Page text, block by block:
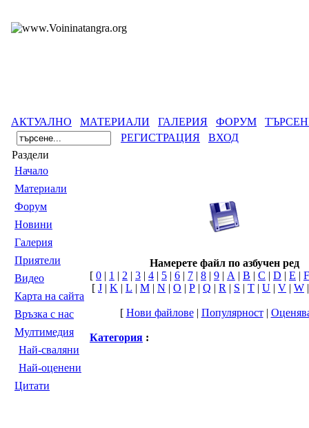
АКТУАЛНО МАТЕРИАЛИ ГАЛЕРИЯ ФОРУМ
РЕГИСТРАЦИЯ
ВХОД
Раздели
Началo
Материали
Форум
Новини
Галерия
Приятели
Видео
Карта на сайта
Връзка с нас
Мултимедия
Най-сваляни
Най-оценени
Цитати
Намерете файл по азбучен ред
[ 0 | 1 | 2 | 3 | 4 | 5 | 6 | 7 | 8 | 9 | A | B | C | D | E | F
[ J | K | L | M | N | O | P | Q | R | S | T | U | V | W
[ Нови файлове| Популярност|
Категория :